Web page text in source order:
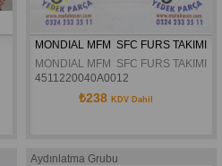
MONDIAL MFM  SFC FURS TAKIMI
MONDIAL MFM  SFC FURS TAKIMI
4511220040A0012
₺238 KDV Dahil
Aydınlatma Grubu